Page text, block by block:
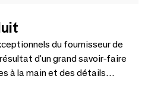
du fournisseur de
d'un grand savoir-faire
à la main et des détails
des structures sculptées en